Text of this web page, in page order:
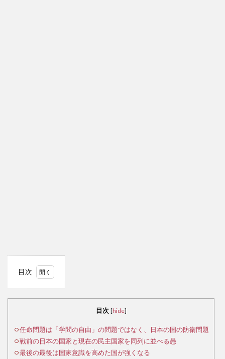
目次
「学
問の
自
目次 [hide]
任命問題は「学問の自由」の問題ではなく、日本の国の防衛問題
戦前の日本の国家と現在の民主国家を同列に並べる愚
最後の最後は国家意識を高めた国が強くなる